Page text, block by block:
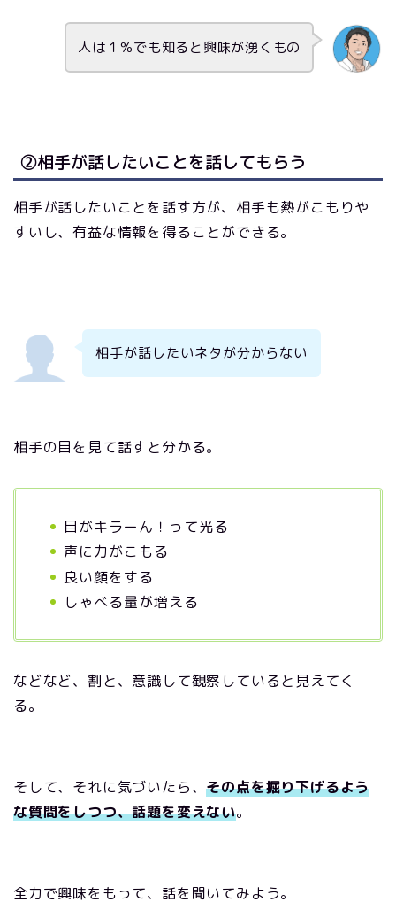
人は１％でも知ると興味が湧くもの
②相手が話したいことを話してもらう
相手が話したいことを話す方が、相手も熱がこもりや
すいし、有益な情報を得ることができる。
相手が話したいネタが分からない
相手の目を見て話すと分かる。
目がキラーん！って光る
声に力がこもる
良い顔をする
しゃべる量が増える
などなど、割と、意識して観察していると見えてく
る。
そして、それに気づいたら、その点を掘り下げるよう
な質問をしつつ、話題を変えない。
全力で興味をもって、話を聞いてみよう。